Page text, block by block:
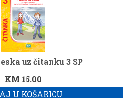
uz čitanku 3 SP
KM 15.00
U KOŠARICU